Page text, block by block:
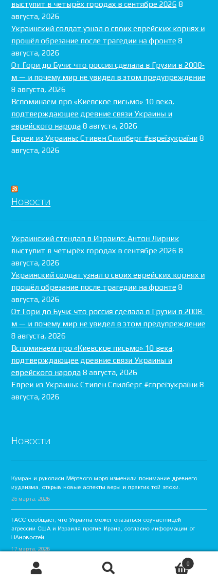
выступит в четырёх городах в сентябре 2026 8
августа, 2026
Украинский солдат узнал о своих еврейских корнях и
прошёл обрезание после трагедии на фронте 8
августа, 2026
От Гори до Бучи: что россия сделала в Грузии в 2008-
м — и почему мир не увидел в этом предупреждение
8 августа, 2026
Вспоминаем про «Киевское письмо» 10 века,
подтверждающее древние связи Украины и
еврейского народа 8 августа, 2026
Евреи из Украины: Стивен Спилберг #євреїзукраїни 8
августа, 2026
Новости
Украинский стендап в Израиле: Антон Лирник
выступит в четырёх городах в сентябре 2026 8
августа, 2026
Украинский солдат узнал о своих еврейских корнях и
прошёл обрезание после трагедии на фронте 8
августа, 2026
От Гори до Бучи: что россия сделала в Грузии в 2008-
м — и почему мир не увидел в этом предупреждение
8 августа, 2026
Вспоминаем про «Киевское письмо» 10 века,
подтверждающее древние связи Украины и
еврейского народа 8 августа, 2026
Евреи из Украины: Стивен Спилберг #євреїзукраїни 8
августа, 2026
Новости
Кумран и рукописи Мёртвого моря изменили понимание древнего
иудаизма, открыв новые аспекты веры и практик той эпохи.
26 марта, 2026
ТАСС сообщает, что Украина может оказаться соучастницей
агрессии США и Израиля против Ирана, согласно информации от
НАновостей.
17 марта, 2026
С 23 февраля украинский СТБ начинает показ израильского сериала
0